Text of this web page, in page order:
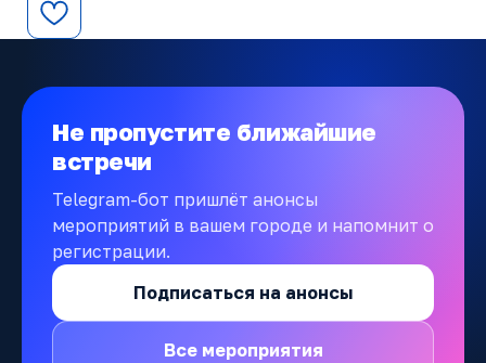
Не пропустите ближайшие
встречи
Telegram-бот пришлёт анонсы
мероприятий в вашем городе и напомнит о
регистрации.
Подписаться на анонсы
Все мероприятия